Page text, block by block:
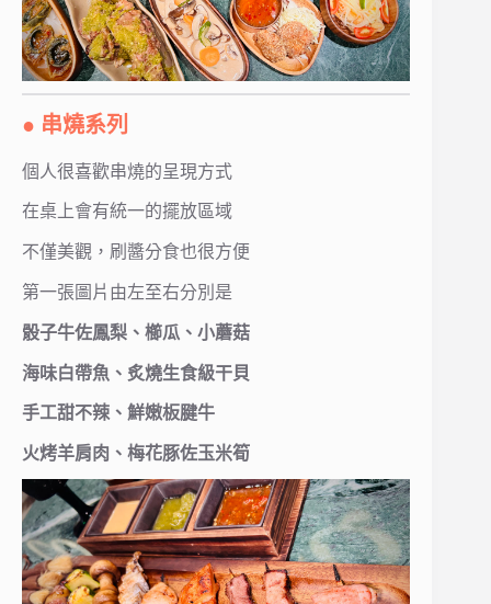
● 串燒系列
個人很喜歡串燒的呈現方式
在桌上會有統一的擺放區域
不僅美觀，刷醬分食也很方便
第一張圖片由左至右分別是
骰子牛佐鳳梨、櫛瓜、小蘑菇
海味白帶魚、炙燒生食級干貝
手工甜不辣、鮮嫩板腱牛
火烤羊肩肉、梅花豚佐玉米筍